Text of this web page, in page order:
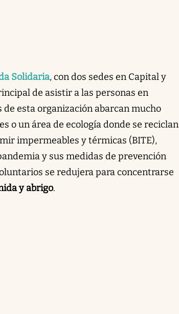
Solidaria, con dos sedes en Capital y
de asistir a las personas en
esta organización abarcan mucho
o un área de ecología donde se reciclan
impermeables y térmicas (BITE),
y sus medidas de prevención
se redujera para concentrarse
y abrigo.